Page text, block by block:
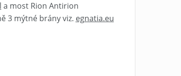
a most Rion Antirion
3 mýtné brány viz. egnatia.eu